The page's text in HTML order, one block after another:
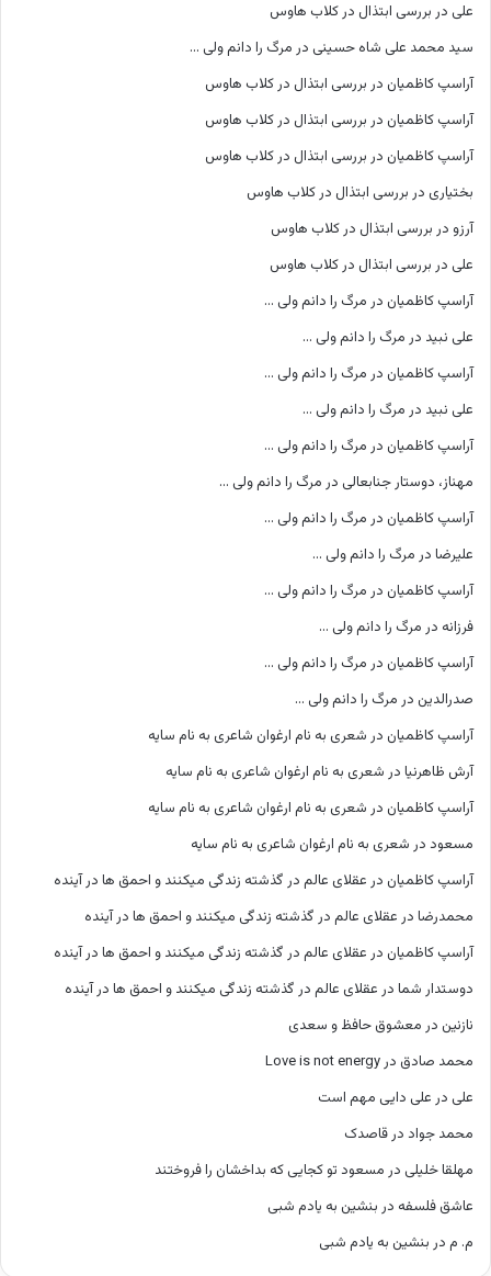
علی در بررسی ابتذال در کلاب هاوس
سید محمد علی شاه حسینی در مرگ را دانم ولی …
آراسپ کاظمیان در بررسی ابتذال در کلاب هاوس
آراسپ کاظمیان در بررسی ابتذال در کلاب هاوس
آراسپ کاظمیان در بررسی ابتذال در کلاب هاوس
بختیاری در بررسی ابتذال در کلاب هاوس
آرزو در بررسی ابتذال در کلاب هاوس
علی در بررسی ابتذال در کلاب هاوس
آراسپ کاظمیان در مرگ را دانم ولی …
علی نبید در مرگ را دانم ولی …
آراسپ کاظمیان در مرگ را دانم ولی …
علی نبید در مرگ را دانم ولی …
آراسپ کاظمیان در مرگ را دانم ولی …
مهناز، دوستار جنابعالی در مرگ را دانم ولی …
آراسپ کاظمیان در مرگ را دانم ولی …
علیرضا در مرگ را دانم ولی …
آراسپ کاظمیان در مرگ را دانم ولی …
فرزانه در مرگ را دانم ولی …
آراسپ کاظمیان در مرگ را دانم ولی …
صدرالدین در مرگ را دانم ولی …
آراسپ کاظمیان در شعری به نام ارغوان شاعری به نام سایه
آرش ظاهرنیا در شعری به نام ارغوان شاعری به نام سایه
آراسپ کاظمیان در شعری به نام ارغوان شاعری به نام سایه
مسعود در شعری به نام ارغوان شاعری به نام سایه
آراسپ کاظمیان در عقلای عالم در گذشته زندگی میکنند و احمق ها در آینده
محمدرضا در عقلای عالم در گذشته زندگی میکنند و احمق ها در آینده
آراسپ کاظمیان در عقلای عالم در گذشته زندگی میکنند و احمق ها در آینده
دوستدار شما در عقلای عالم در گذشته زندگی میکنند و احمق ها در آینده
نازنین در معشوق حافظ و سعدی
محمد صادق درLove is not energy
علی در علی دایی مهم است
محمد جواد درقاصدک
مهلقا خلیلی در مسعود تو کجایی که بداخشان را فروختند
عاشق فلسفه در بنشین به یادم شبی
م. م در بنشین به یادم شبی